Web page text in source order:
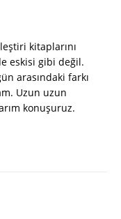
kitaplarını
eskisi gibi değil.
arasındaki farkı
Uzun uzun
konuşuruz.